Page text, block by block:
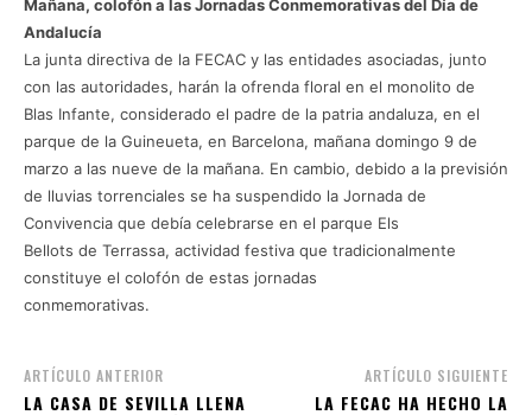
Mañana, colofón a las Jornadas Conmemorativas del Día de
Andalucía
La junta directiva de la FECAC y las entidades asociadas, junto
con las autoridades, harán la ofrenda floral en el monolito de
Blas Infante, considerado el padre de la patria andaluza, en el
parque de la Guineueta, en Barcelona, mañana domingo 9 de
marzo a las nueve de la mañana. En cambio, debido a la previsión
de lluvias torrenciales se ha suspendido la Jornada de
Convivencia que debía celebrarse en el parque Els
Bellots de Terrassa, actividad festiva que tradicionalmente
constituye el colofón de estas jornadas
conmemorativas.
ARTÍCULO ANTERIOR
LA CASA DE SEVILLA LLENA
ARTÍCULO SIGUIENTE
LA FECAC HA HECHO LA